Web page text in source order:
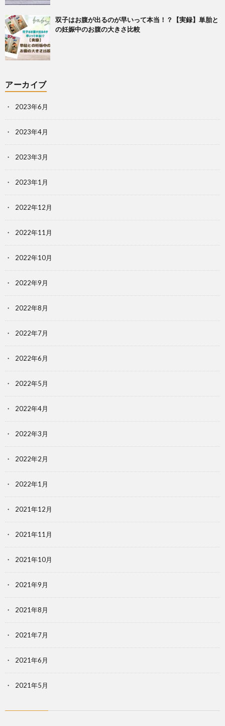
双子はお腹が出るのが早いって本当！？【実録】単胎と
の妊娠中のお腹の大きさ比較
アーカイブ
2023年6月
2023年4月
2023年3月
2023年1月
2022年12月
2022年11月
2022年10月
2022年9月
2022年8月
2022年7月
2022年6月
2022年5月
2022年4月
2022年3月
2022年2月
2022年1月
2021年12月
2021年11月
2021年10月
2021年9月
2021年8月
2021年7月
2021年6月
2021年5月